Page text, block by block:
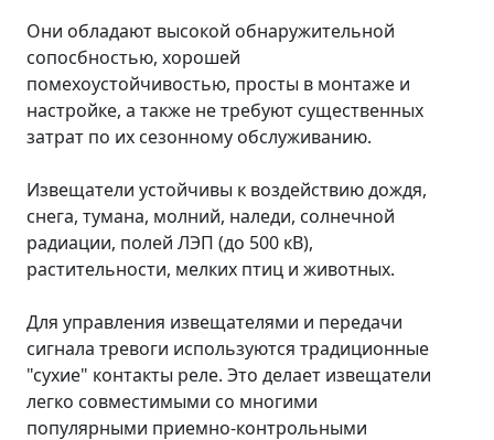
Они обладают высокой обнаружительной
сопосбностью, хорошей
помехоустойчивостью, просты в монтаже и
настройке, а также не требуют существенных
затрат по их сезонному обслуживанию.
Извещатели устойчивы к воздействию дождя,
снега, тумана, молний, наледи, солнечной
радиации, полей ЛЭП (до 500 кВ),
растительности, мелких птиц и животных.
Для управления извещателями и передачи
сигнала тревоги используются традиционные
"сухие" контакты реле. Это делает извещатели
легко совместимыми со многими
популярными приемно-контрольными